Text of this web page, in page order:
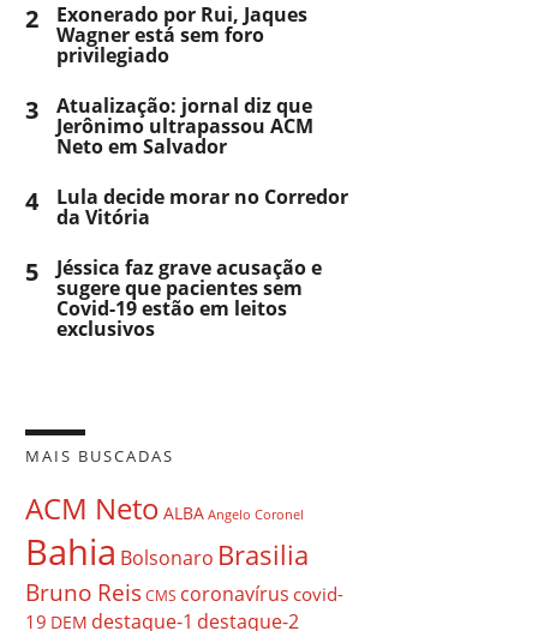
2 Exonerado por Rui, Jaques
Wagner está sem foro
privilegiado
3 Atualização: jornal diz que
Jerônimo ultrapassou ACM
Neto em Salvador
4 Lula decide morar no Corredor
da Vitória
5 Jéssica faz grave acusação e
sugere que pacientes sem
Covid-19 estão em leitos
exclusivos
MAIS BUSCADAS
ACM Neto ALBA Angelo Coronel
Bahia Bolsonaro Brasilia
Bruno ReisCMS coronavírus covid-
19 DEM destaque-1 destaque-2